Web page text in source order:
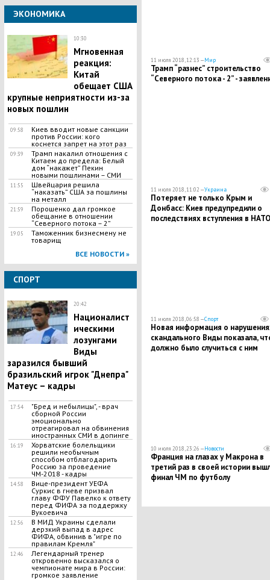
ЭКОНОМИКА
10:30
Мгновенная
реакция:
Китай
обещает США
крупные неприятности из-за
новых пошлин
09:58
Киев вводит новые санкции
против России: кого
коснется запрет на этот раз
09:39
Трамп накалил отношения с
Китаем до предела: Белый
дом “накажет” Пекин
новыми пошлинами – СМИ
11:55
Швейцария решила
“наказать” США за пошлины
на металл
21:59
Порошенко дал громкое
обещание в отношении
“Северного потока – 2”
19:05
Таможенник бизнесмену не
товарищ
ВСЕ НОВОСТИ »
СПОРТ
20:42
Националист
ическими
лозунгами
Виды
заразился бывший
бразильский игрок "Днепра"
Матеус – кадры
17:54
"Бред и небылицы", - врач
сборной России
эмоционально
отреагировал на обвинения
иностранных СМИ в допинге
16:19
Хорватские болельщики
решили необычным
способом отблагодарить
Россию за проведение
ЧМ-2018 - кадры
14:58
Вице-президент УЕФА
Суркис в гневе призвал
главу ФФУ Павелко к ответу
перед ФИФА за поддержку
Вукоевича
12:56
В МИД Украины сделали
дерзкий выпад в адрес
ФИФА, обвинив в "игре по
правилам Кремля"
12:46
Легендарный тренер
откровенно высказался о
чемпионате мира в России:
громкое заявление
11 июля 2018, 12:13 —Мир
Трамп “разнес” строительство
“Северного потока - 2” -
11 июля 2018, 11:02 —Украина
Потеряет не только Крым и
Донбасс: Киев предупредили о
последствиях вступления в НАТО
11 июля 2018, 06:58 —Спорт
Новая информация о
скандального Виды показала,
должно было случиться с ним
10 июля 2018, 23:26 —Новости
Франция на глазах у Макрона в
третий раз в своей истории
финал ЧМ по футболу